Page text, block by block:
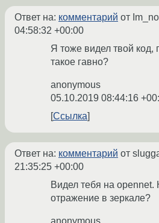
Ответ на: комментарий от
04:58:32 +00:00
Я тоже видел твой
такое гавно?
anonymous
05.10.2019 08:44:16
Ссылка
Ответ на: комментарий от
21:35:25 +00:00
Видел тебя на opennet.
отражение в зеркале?